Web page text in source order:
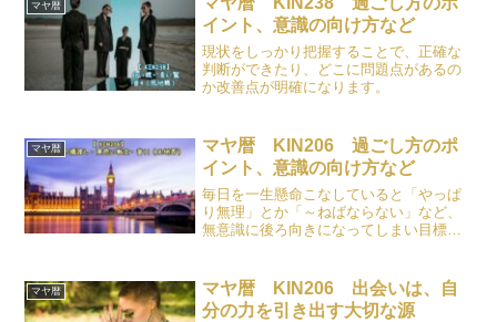
マヤ暦
イント、意識の向け方など
現状をしっかり把握することで、正確な
判断ができたり、どこに問題点があるの
か改善点が明確になります。
マヤ暦
マヤ暦 KIN206 過ごし方のポ
イント、意識の向け方など
毎日を一生懸命こなしていると「やっぱ
り無理」とか「～ねばならない」など、
無意識に後ろ向きになってしまい目標を
マヤ暦
マヤ暦 KIN206 出会いは、自
分の力を引き出す大切な源